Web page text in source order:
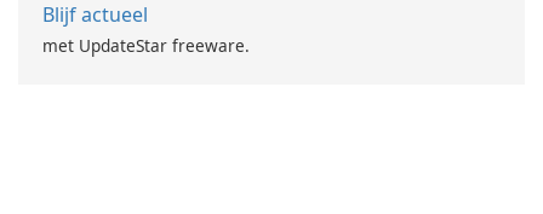
Blijf actueel
met UpdateStar freeware.